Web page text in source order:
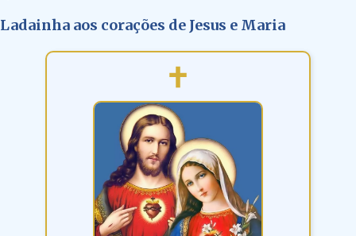
Ladainha aos corações de Jesus e Maria